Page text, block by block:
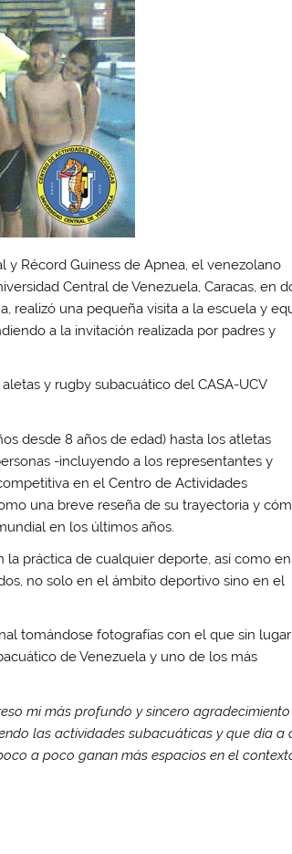
y Récord Guiness de Apnea, el venezolano
Central de Venezuela, Caracas, en
realizó una pequeña visita a la escuela y
a la invitación realizada por padres y
y rugby subacuático del CASA-UCV
desde 8 años de edad) hasta los atletas
-incluyendo a los representantes y
en el Centro de Actividades
una breve reseña de su trayectoria y
en los últimos años.
práctica de cualquier deporte, así como en
no solo en el ámbito deportivo sino en el
tomándose fotografías con el que sin
de Venezuela y uno de los más
mi más profundo y sincero
las actividades subacuáticas y que día a
a poco ganan más espacios en el